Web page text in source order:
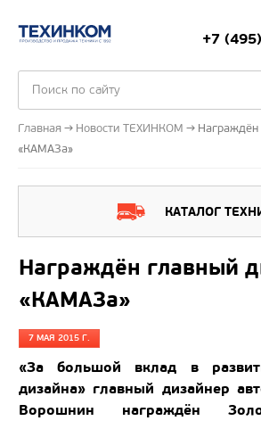
+7
Главная Новости ТЕХИНКОМ
Награждён
«КАМАЗа»
КАТАЛОГ
Награждён главный
«КАМАЗа»
7 МАЯ 2015 Г.
«За большой вклад в
дизайна» главный дизайнер
Ворошнин награждён